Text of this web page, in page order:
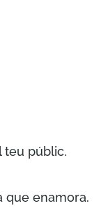
teu públic.
que enamora.